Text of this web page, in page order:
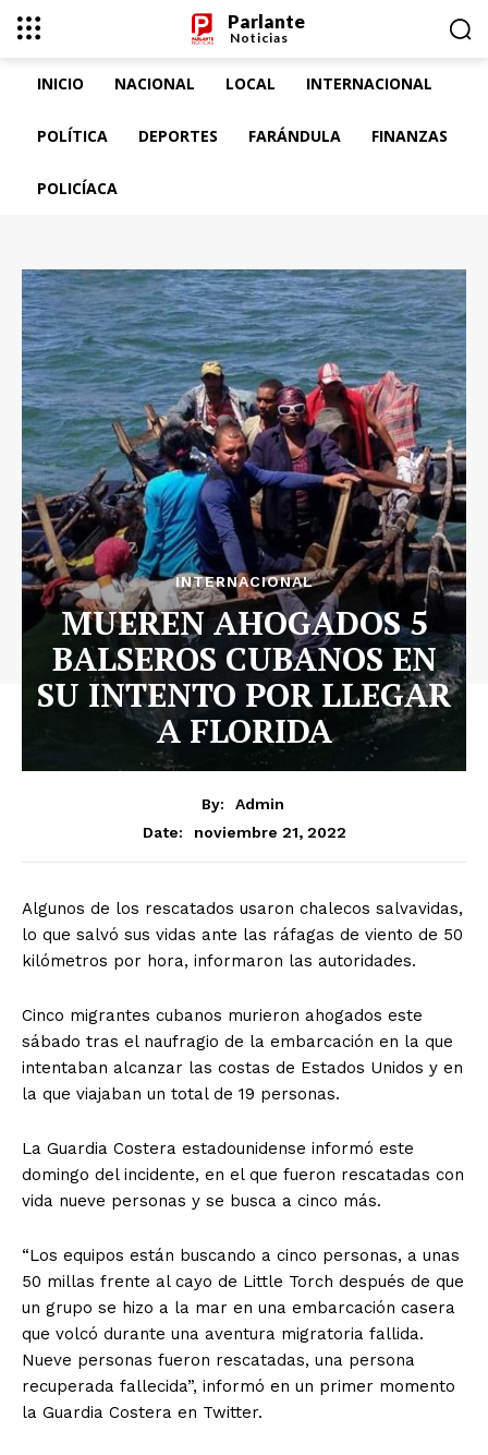
Parlante
Noticias
INICIO NACIONAL LOCAL INTERNACIONAL
POLÍTICA DEPORTES FARÁNDULA FINANZAS
POLICÍACA
INTERNACIONAL
MUEREN AHOGADOS 5
BALSEROS CUBANOS EN
SU INTENTO POR LLEGAR
A FLORIDA
By:
Admin
Date:
noviembre 21, 2022
Algunos de los rescatados usaron chalecos salvavidas,
lo que salvó sus vidas ante las ráfagas de viento de 50
kilómetros por hora, informaron las autoridades.
Cinco migrantes cubanos murieron ahogados este
sábado tras el naufragio de la embarcación en la que
intentaban alcanzar las costas de Estados Unidos y en
la que viajaban un total de 19 personas.
La Guardia Costera estadounidense informó este
domingo del incidente, en el que fueron rescatadas con
vida nueve personas y se busca a cinco más.
“Los equipos están buscando a cinco personas, a unas
50 millas frente al cayo de Little Torch después de que
un grupo se hizo a la mar en una embarcación casera
que volcó durante una aventura migratoria fallida.
Nueve personas fueron rescatadas, una persona
recuperada fallecida”, informó en un primer momento
la Guardia Costera en Twitter.